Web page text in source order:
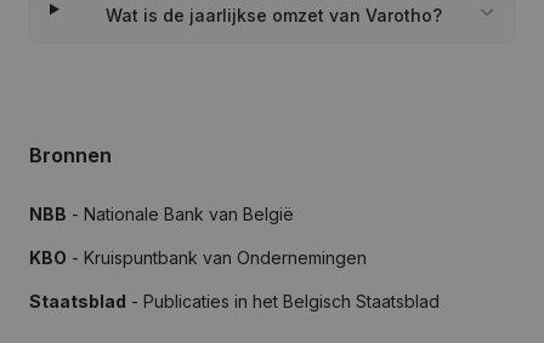
Wat is de jaarlijkse omzet van Varotho?
Bronnen
NBB - Nationale Bank van België
KBO - Kruispuntbank van Ondernemingen
Staatsblad - Publicaties in het Belgisch Staatsblad